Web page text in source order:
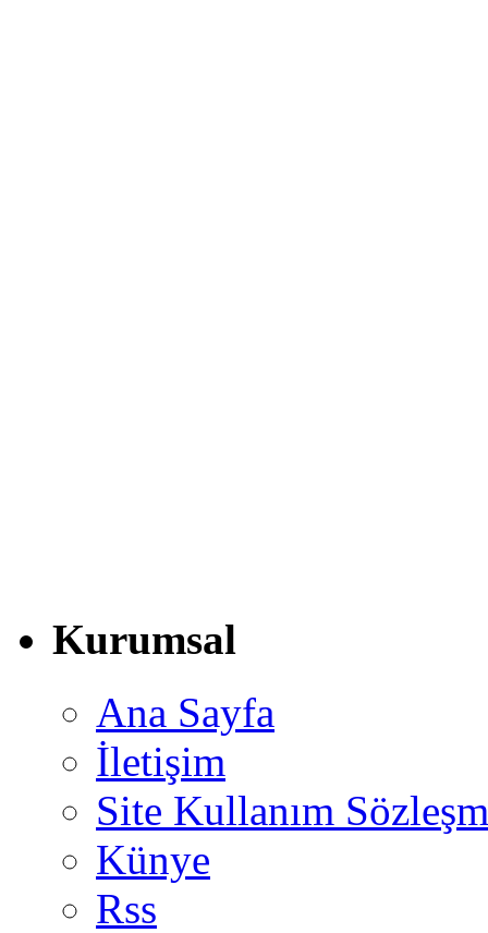
Kurumsal
Ana Sayfa
İletişim
Site Kullanım
Künye
Rss